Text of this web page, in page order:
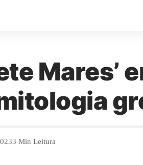
Mares’
3 Min Leitura